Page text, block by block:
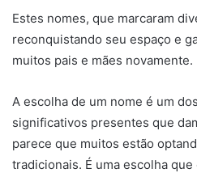
Estes nomes, que marcaram
reconquistando seu espaço e
muitos pais e mães novamente.
A escolha de um nome é um
significativos presentes que
parece que muitos estão
tradicionais. É uma escolha